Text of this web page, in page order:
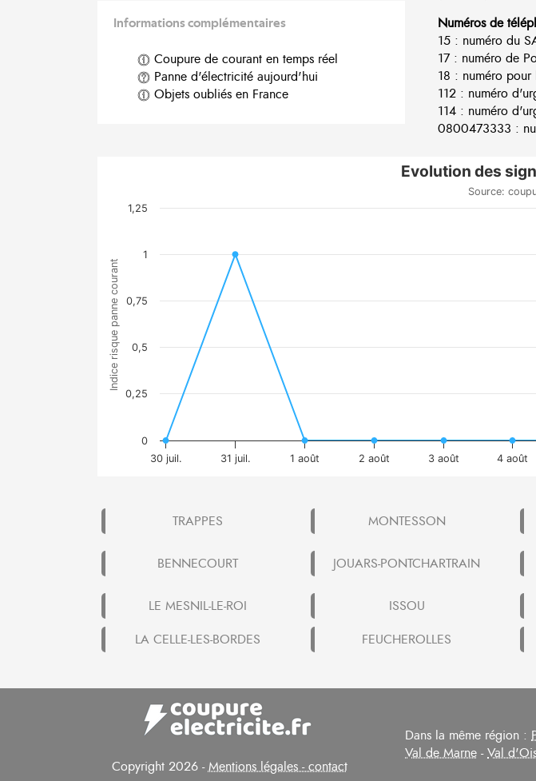
Informations complémentaires
Coupure de courant en temps réel
Panne d'électricité aujourd'hui
Objets oubliés en France
Numéros de
15 : numéro du
17 : numéro de
18 : numéro pour
112 : numéro
114 : numéro
0800473333 :
Indice risque panne courant
Evolution des
Source:
30 juil. 31 juil. 1 août 2 août 3 août 4 août
0
0,25
0,5
0,75
1
1,25
TRAPPES MONTESSON
BENNECOURT JOUARS-PONTCHARTRAIN
LE MESNIL-LE-ROI
ISSOU
LA CELLE-LES-BORDES
FEUCHEROLLES
Copyright 2026 -Mentions légales - contact
Dans la même région :
Val de Marne -Val